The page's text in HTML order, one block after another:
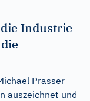
Industrie
Prasser
auszeichnet und